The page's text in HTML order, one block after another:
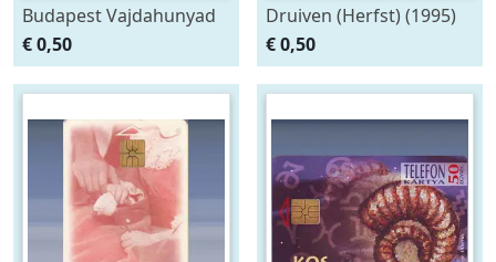
Budapest Vajdahunyad
vára (1995)
€ 0,50
Druiven (Herfst) (1995)
€ 0,50